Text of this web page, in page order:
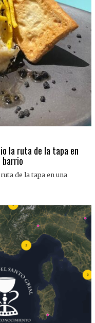
la ruta de la tapa en
de la tapa en una